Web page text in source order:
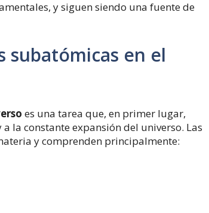
y siguen siendo una fuente de
subatómicas en el
es una tarea que, en primer lugar,
la constante expansión del universo. Las
y comprenden principalmente: